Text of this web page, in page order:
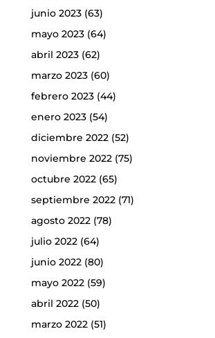
junio 2023(63)
mayo 2023(64)
abril 2023(62)
marzo 2023(60)
febrero 2023(44)
enero 2023(54)
diciembre 2022(52)
noviembre 2022(75)
octubre 2022(65)
septiembre 2022(71)
agosto 2022(78)
julio 2022(64)
junio 2022(80)
mayo 2022(59)
abril 2022(50)
marzo 2022(51)